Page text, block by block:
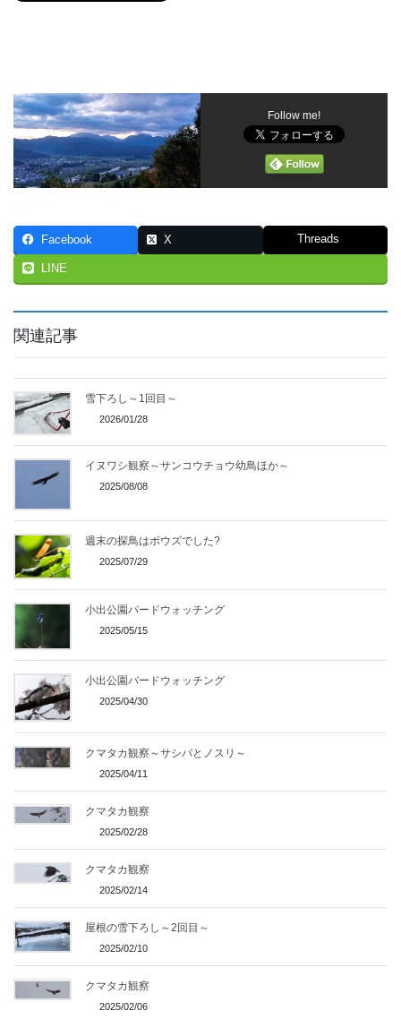
Follow me!
Facebook X Threads
LINE
関連記事
雪下ろし～1回目～
2026/01/28
イヌワシ観察～サンコウチョウ幼鳥ほか～
2025/08/08
週末の探鳥はボウズでした?
2025/07/29
小出公園バードウォッチング
2025/05/15
小出公園バードウォッチング
2025/04/30
クマタカ観察～サシバとノスリ～
2025/04/11
クマタカ観察
2025/02/28
クマタカ観察
2025/02/14
屋根の雪下ろし～2回目～
2025/02/10
クマタカ観察
2025/02/06